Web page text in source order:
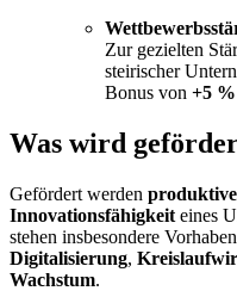
Zur gezielten
steirischer
Bonus von +5 %
Was wird
Gefördert werden
Innovationsfähigkeit eines
stehen insbesondere
Digitalisierung,
Wachstum.